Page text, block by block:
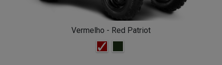
Vermelho - Red Patriot